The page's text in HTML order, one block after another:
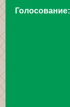
Голосование: